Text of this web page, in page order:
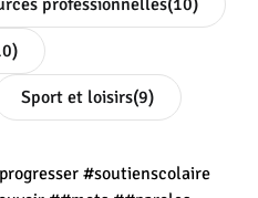
Sport et loisirs(9)
#soutienscolaire